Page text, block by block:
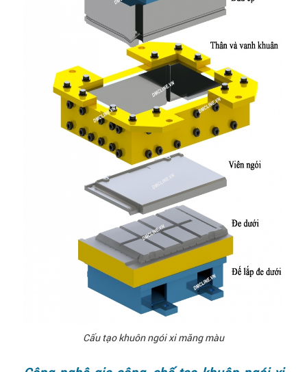
Cấu tạo khuôn ngói xi măng màu